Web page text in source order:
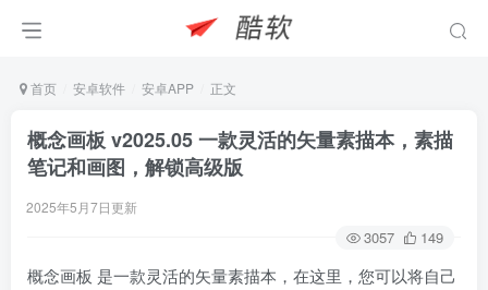
首页 安卓软件 安卓APP 正文
概念画板 v2025.05 一款灵活的矢量素描本，素描
笔记和画图，解锁高级版
2025年5月7日更新
3057 149
概念画板 是一款灵活的矢量素描本，在这里，您可以将自己